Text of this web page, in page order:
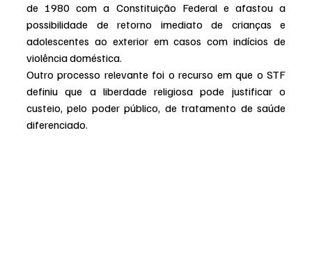
de 1980 com a Constituição Federal e afastou a
possibilidade de retorno imediato de crianças e
adolescentes ao exterior em casos com indícios de
violência doméstica.
Outro processo relevante foi o recurso em que o STF
definiu que a liberdade religiosa pode justificar o
custeio, pelo poder público, de tratamento de saúde
diferenciado.